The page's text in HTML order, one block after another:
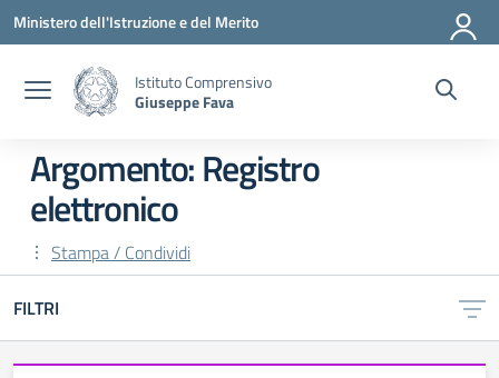
Vai ai contenuti
Vai al menu di navigazione
Vai al footer
Ministero dell'Istruzione e del Merito
Istituto Comprensivo
Giuseppe Fava
Argomento: Registro
elettronico
Stampa / Condividi
FILTRI